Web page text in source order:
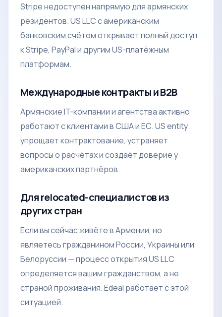
Stripe недоступен напрямую для армянских
резидентов. US LLC с американским
банковским счётом открывает полный доступ
к Stripe, PayPal и другим US-платёжным
платформам.
Международные контракты и B2B
Армянские IT-компании и агентства активно
работают с клиентами в США и ЕС. US entity
упрощает контрактование, устраняет
вопросы о расчётах и создаёт доверие у
американских партнёров.
Для relocated-специалистов из
других стран
Если вы сейчас живёте в Армении, но
являетесь гражданином России, Украины или
Белоруссии — процесс открытия US LLC
определяется вашим гражданством, а не
страной проживания. Edeal работает с этой
ситуацией.